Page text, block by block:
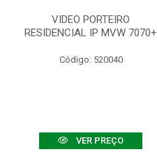
VIDEO PORTEIRO
RESIDENCIAL IP MVW 7070+
Código: 520040
VER PREÇO